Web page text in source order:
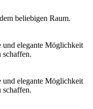
beliebigen Raum.
und elegante Möglichkeit
schaffen.
und elegante Möglichkeit
schaffen.